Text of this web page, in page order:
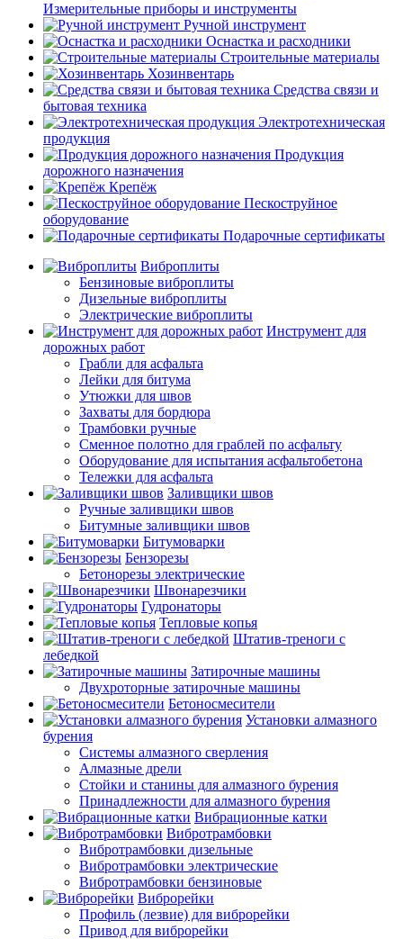
Измерительные приборы и инструменты
Ручной инструмент
Оснастка и расходники
Строительные материалы
Хозинвентарь
Средства связи и
бытовая техника
Электротехническая
продукция
Продукция
дорожного назначения
Крепёж
Пескоструйное
оборудование
Подарочные сертификаты
Виброплиты
Бензиновые виброплиты
Дизельные виброплиты
Электрические виброплиты
Инструмент для
дорожных работ
Грабли для асфальта
Лейки для битума
Утюжки для швов
Захваты для бордюра
Трамбовки ручные
Сменное полотно для граблей по асфальту
Оборудование для испытания асфальтобетона
Тележки для асфальта
Заливщики швов
Ручные заливщики швов
Битумные заливщики швов
Битумоварки
Бензорезы
Бетонорезы электрические
Швонарезчики
Гудронаторы
Тепловые копья
Штатив-треноги с
лебедкой
Затирочные машины
Двухроторные затирочные машины
Бетоносмесители
Установки алмазного
бурения
Системы алмазного сверления
Алмазные дрели
Стойки и станины для алмазного бурения
Принадлежности для алмазного бурения
Вибрационные катки
Вибротрамбовки
Вибротрамбовки дизельные
Вибротрамбовки электрические
Вибротрамбовки бензиновые
Виброрейки
Профиль (лезвие) для виброрейки
Привод для виброрейки